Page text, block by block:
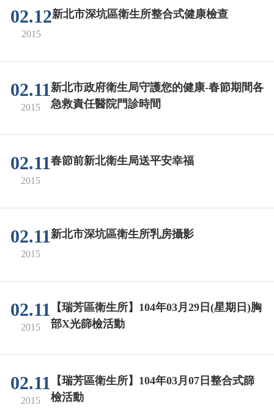
02.12
2015
新北市深坑區衛生所整合式健康檢查
02.11
2015
新北市政府衛生局守護您的健康-春節期間各
急救責任醫院門診時間
02.11
2015
春節前新北衛生局送平安幸福
02.11
2015
新北市深坑區衛生所乳房攝影
02.11
2015
【瑞芳區衛生所】104年03月29日(星期日)胸
部X光篩檢活動
02.11
2015
【瑞芳區衛生所】104年03月07日整合式篩
檢活動